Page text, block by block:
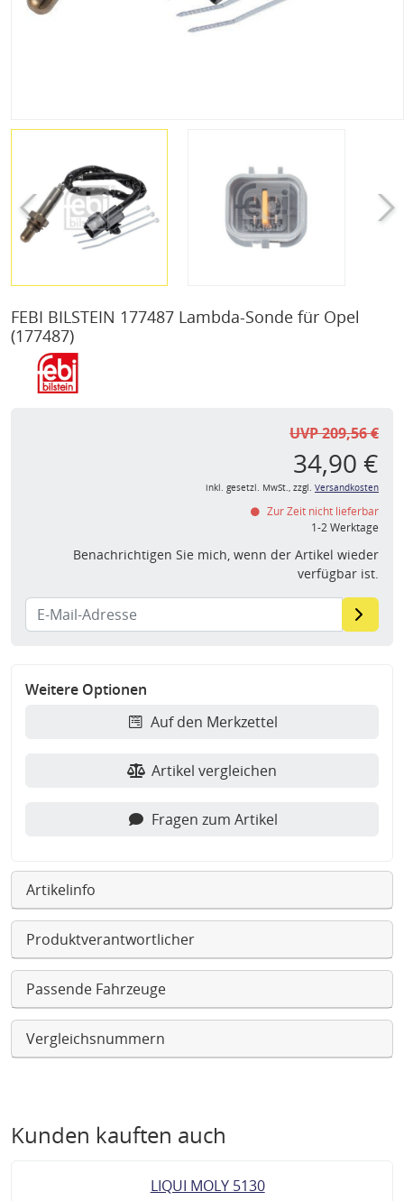
FEBI BILSTEIN 177487 Lambda-Sonde für Opel
(177487)
UVP 209,56 €
34,90 €
inkl. gesetzl. MwSt., zzgl. Versandkosten
Zur Zeit nicht lieferbar
1-2 Werktage
Benachrichtigen Sie mich, wenn der Artikel wieder
verfügbar ist.
Weitere Optionen
Auf den Merkzettel
Artikel vergleichen
Fragen zum Artikel
Artikelinfo
Produktverantwortlicher
Passende Fahrzeuge
Vergleichsnummern
Kunden kauften auch
LIQUI MOLY 5130